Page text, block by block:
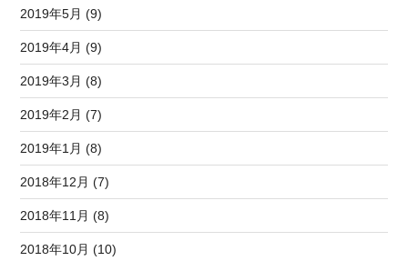
2019年5月 (9)
2019年4月 (9)
2019年3月 (8)
2019年2月 (7)
2019年1月 (8)
2018年12月 (7)
2018年11月 (8)
2018年10月 (10)